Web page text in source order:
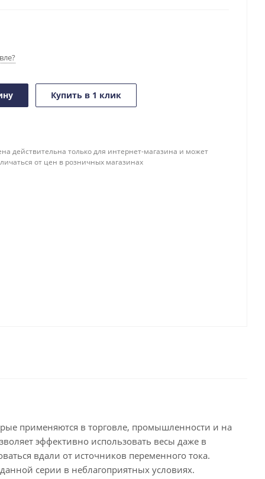
Купить в 1 клик
действительна только для интернет-магазина и может
от цен в розничных магазинах
применяются в торговле, промышленности и на
эффективно использовать весы даже в
вдали от источников переменного тока.
серии в неблагоприятных условиях.